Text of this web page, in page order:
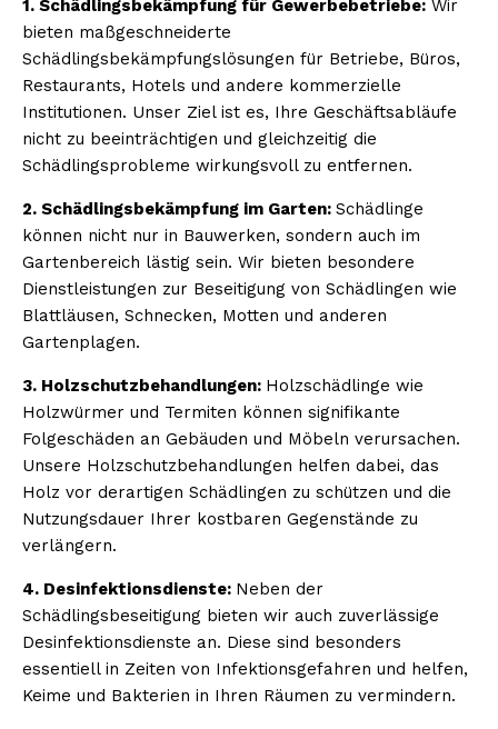
1. Schädlingsbekämpfung für Gewerbebetriebe: Wir
bieten maßgeschneiderte
Schädlingsbekämpfungslösungen für Betriebe, Büros,
Restaurants, Hotels und andere kommerzielle
Institutionen. Unser Ziel ist es, Ihre Geschäftsabläufe
nicht zu beeinträchtigen und gleichzeitig die
Schädlingsprobleme wirkungsvoll zu entfernen.
2. Schädlingsbekämpfung im Garten: Schädlinge
können nicht nur in Bauwerken, sondern auch im
Gartenbereich lästig sein. Wir bieten besondere
Dienstleistungen zur Beseitigung von Schädlingen wie
Blattläusen, Schnecken, Motten und anderen
Gartenplagen.
3. Holzschutzbehandlungen: Holzschädlinge wie
Holzwürmer und Termiten können signifikante
Folgeschäden an Gebäuden und Möbeln verursachen.
Unsere Holzschutzbehandlungen helfen dabei, das
Holz vor derartigen Schädlingen zu schützen und die
Nutzungsdauer Ihrer kostbaren Gegenstände zu
verlängern.
4. Desinfektionsdienste: Neben der
Schädlingsbeseitigung bieten wir auch zuverlässige
Desinfektionsdienste an. Diese sind besonders
essentiell in Zeiten von Infektionsgefahren und helfen,
Keime und Bakterien in Ihren Räumen zu vermindern.